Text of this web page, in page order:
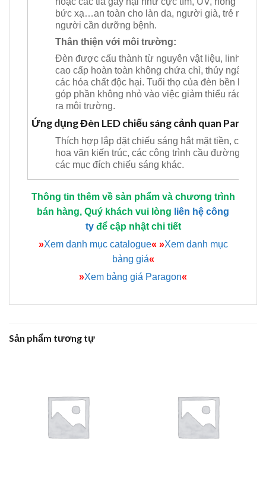
bức xạ…an toàn cho làn da, người già, trẻ nhỏ,
người cần dưỡng bệnh.
Thân thiện với môi trường:
Đèn được cấu thành từ nguyên vật liệu, linh kiện
cao cấp hoàn toàn không chứa chì, thủy ngân,
các hóa chất độc hại. Tuổi thọ của đèn bền lâu
góp phần không nhỏ vào việc giảm thiểu rác thải
ra môi trường.
Ứng dụng Đèn LED chiếu sáng cảnh quan Paragon
Thích hợp lắp đặt chiếu sáng hắt mặt tiền, chi tiết,
hoa văn kiến trúc, các công trình cầu đường và
các mục đích chiếu sáng khác.
Thông tin thêm về sản phẩm và chương trình
bán hàng, Quý khách vui lòng liên hệ công
tyđể cập nhật chi tiết
»Xem danh mục catalogue« »Xem danh mục
bảng giá«
»Xem bảng giá Paragon«
Sản phẩm tương tự